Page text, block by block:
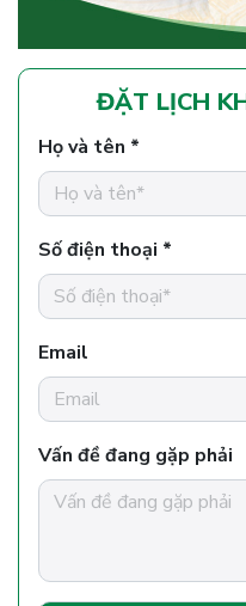
ĐẶT LỊCH
Họ và tên *
Số điện thoại *
Email
Vấn đề đang gặp phải